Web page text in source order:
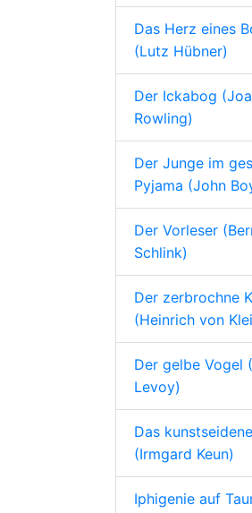
Das Herz eines
(Lutz Hübner)
Der Ickabog
Rowling)
Der Junge im
Pyjama (John
Der Vorleser
Schlink)
Der zerbrochne
(Heinrich von
Der gelbe Vogel
Levoy)
Das
(Irmgard Keun)
Iphigenie auf